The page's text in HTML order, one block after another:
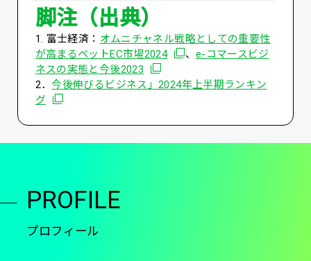
脚注（出典）
1. 富士経済： オムニチャネル戦略としての重要性
が高まるペットEC市場2024別ウィンドウで開く
、 e-コマースビジ
ネスの実態と今後2023 別ウィンドウで開く
2．今後伸びるビジネス」2024年上半期ランキン
グ 別ウィンドウで開く
PROFILE
プロフィール